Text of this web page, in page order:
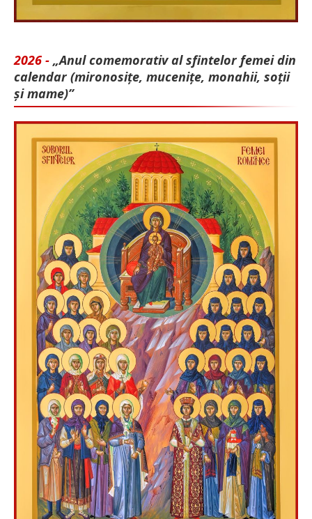
2026 - „Anul comemorativ al sfintelor femei din
calendar (mironosițe, mu­cenițe, monahii, soții
și mame)”